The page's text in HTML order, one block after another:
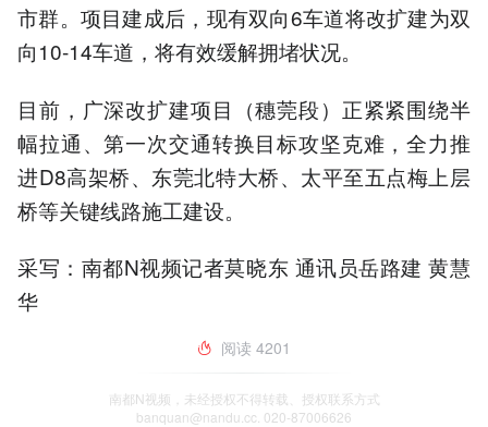
市群。项目建成后，现有双向6车道将改扩建为双
向10-14车道，将有效缓解拥堵状况。
目前，广深改扩建项目（穗莞段）正紧紧围绕半
幅拉通、第一次交通转换目标攻坚克难，全力推
进D8高架桥、东莞北特大桥、太平至五点梅上层
桥等关键线路施工建设。
采写：南都N视频记者莫晓东 通讯员岳路建 黄慧
华
阅读 4201
南都N视频，未经授权不得转载、授权联系方式
banquan@nandu.cc. 020-87006626